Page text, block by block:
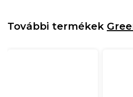
További termékek